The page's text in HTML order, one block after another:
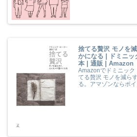
捨てる贅沢 モノを
かになる | ドミニッ
本 | 通販 | Amazon
Amazonでドミニック
てる贅沢 モノを減ら
る。アマゾンならポ